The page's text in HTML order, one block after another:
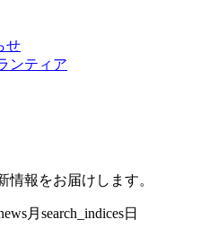
せ
ンティア
報をお届けします。
月search_indices日